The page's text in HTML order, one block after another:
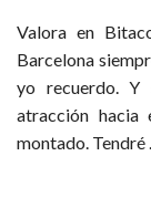
Valora en
Barcelona
yo recuerdo. Y
atracción
montado. Tendré